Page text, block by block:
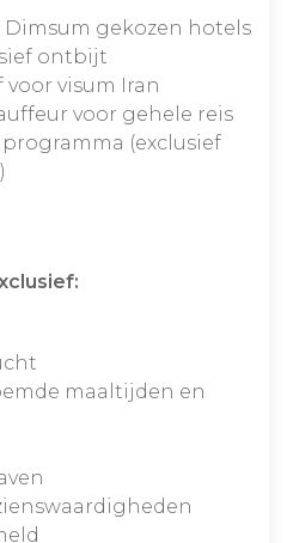
gekozen hotels
ontbijt
visum Iran
voor gehele reis
(exclusief
maaltijden en